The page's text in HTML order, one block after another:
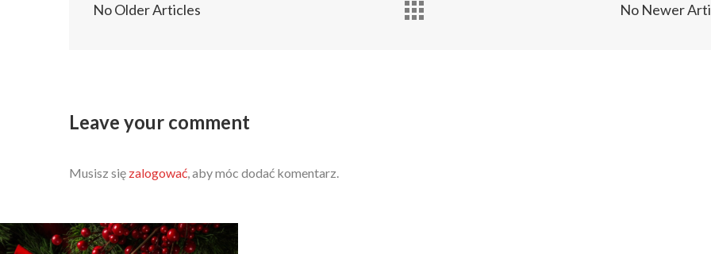
No Older Articles No Newer
Leave your comment
Musisz się zalogować, aby móc dodać komentarz.